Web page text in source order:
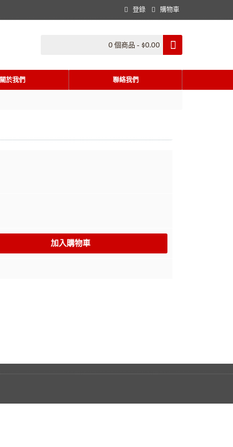
登錄 購物車
0 個商品 - $0.00
關於我們 聯絡我們
加入購物車